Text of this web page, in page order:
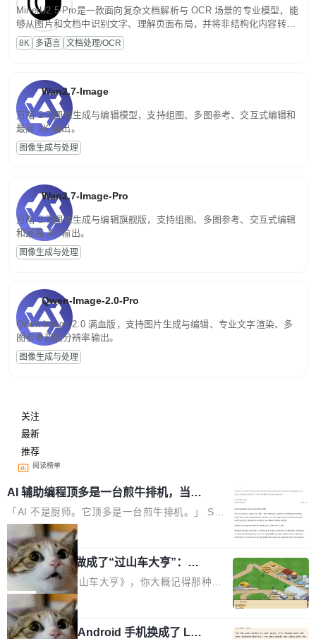
MinerU2.5-Pro是一款面向复杂文档解析与 OCR 场景的专业模型，能
够从图片和文档中识别文字、理解页面布局，并将非结构化内容转换
为便于存储、检索和二次处理的结构化结果。
8K 多语言 文档处理/OCR
Wan2.7-Image
万相 2.7 图像生成与编辑模型，支持组图、多图参考、交互式编辑和
最高 2K 输出。
图像生成与处理
Wan2.7-Image-Pro
万相 2.7 图像生成与编辑旗舰版，支持组图、多图参考、交互式编辑
和最高 4K 输出。
图像生成与处理
Qwen-Image-2.0-Pro
Qwen-Image-2.0 满血版，支持图片生成与编辑、专业文字渲染、多
图参考和高分辨率输出。
图像生成与处理
关注
最新
推荐
阅读榜单
AI 辅助编程顶多是一台煎牛排机，当不
了厨师
「AI 不是厨师。它顶多是一台煎牛排机。」 Ser
hii Sydorets 写了一篇博客，把 AI 辅助编程比作
煎牛排——任何人都能把肉扔进锅里弄熟，但要
稳定产出真正好的结果，需要真正的理解。机器
能按食谱重复操作、规模化产出，但它不知道你
脑子里到底想要什么，除非你把想法翻译成明确
的需求。 文章的核心论点很简单：AI 让你更
快，但快不等于好。 它能自动化重复劳动、生成
局
他把芯片制造做成了“过山车大亨”：一
个浏览器里的半导体工厂
如果你玩过《过山车大亨》，你大概记得那种俯
瞰视角——小人在公园里走来走去，游乐设施运
转着，一切都在你的注视下运行。现在想象同样
的视角，但公园里不是过山车，而是一座完整的
局
一名开发者将 Android 手机换成了 Lin